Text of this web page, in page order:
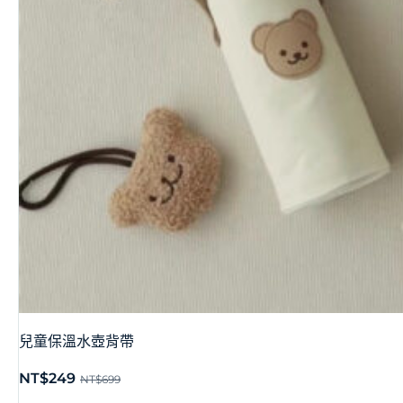
兒童保溫水壺背帶
NT$699
NT$249